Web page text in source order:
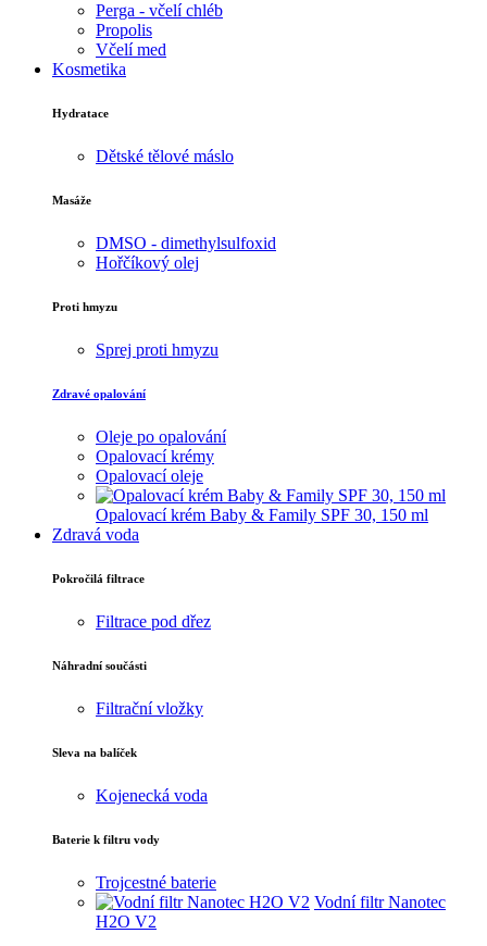
Perga - včelí chléb
Propolis
Včelí med
Kosmetika
Hydratace
Dětské tělové máslo
Masáže
DMSO - dimethylsulfoxid
Hořčíkový olej
Proti hmyzu
Sprej proti hmyzu
Zdravé opalování
Oleje po opalování
Opalovací krémy
Opalovací oleje
Opalovací krém Baby & Family SPF 30, 150 ml
Zdravá voda
Pokročilá filtrace
Filtrace pod dřez
Náhradní součásti
Filtrační vložky
Sleva na balíček
Kojenecká voda
Baterie k filtru vody
Trojcestné baterie
Vodní filtr Nanotec
H2O V2